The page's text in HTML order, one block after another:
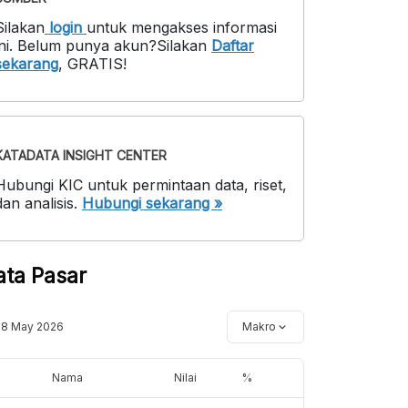
login untuk mengakses informasi
. Belum punya akun?Silakan Daftar
, GRATIS!
INSIGHT CENTER
KIC untuk permintaan data, riset,
analisis. Hubungi sekarang »
Pasar
May 2026 Makro
Nama Nilai %